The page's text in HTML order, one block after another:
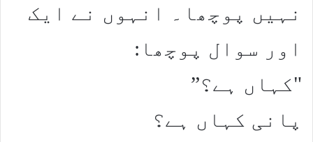
نہیں پوچھا۔ انہوں نے ایک
اور سوال پوچھا:
"کہاں ہے؟”
پانی کہاں ہے؟